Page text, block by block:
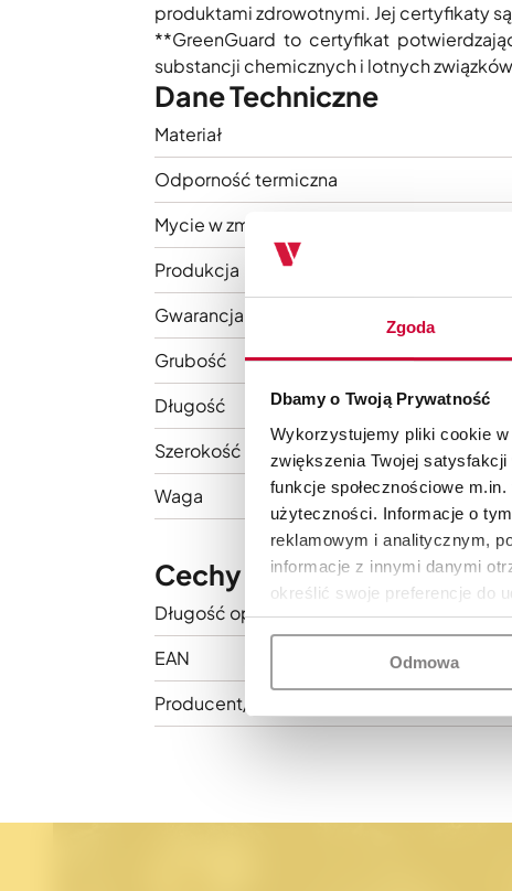
Zgoda
Dbamy o Twoją Prywatność
Wykorzystujemy pliki cookie
zwiększenia Twojej
funkcje społecznościowe
użyteczności. Informacje o
reklamowym i analitycznym,
informacje z innymi danymi
określić swoje preferencje do
Odmowa
produktami zdrowotnymi. Jej certyfikaty
**GreenGuard to certyfikat
substancji chemicznych i lotnych
Dane Techniczne
Materiał
Odporność termiczna
Mycie w zmywarce
Produkcja
Gwarancja
Grubość
Długość
Szerokość
Waga
Cechy i parametry
Długość opieki gwarancyjnej
EAN
Producent/podmiot odpowiedzialny